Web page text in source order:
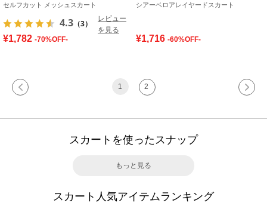
セルフカット メッシュスカート
4.3 （3）
レビュー
を見る
¥1,782 -70%OFF-
シアーベロアレイヤードスカート
¥1,716 -60%OFF-
1 2
スカートを使ったスナップ
もっと見る
スカート人気アイテムランキング